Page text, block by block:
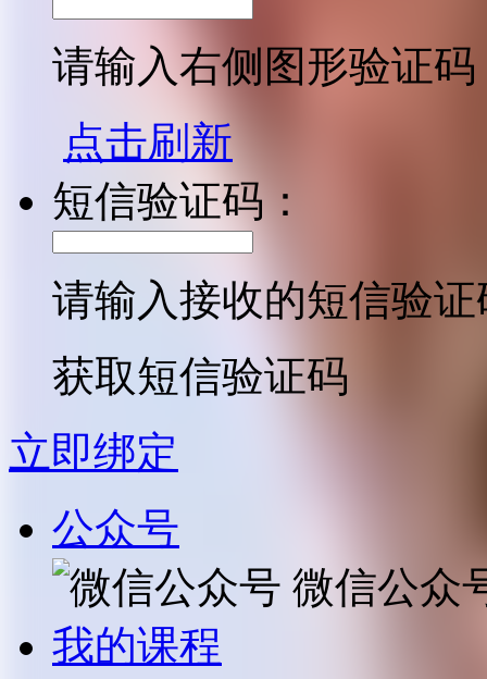
请输入右侧图形验证码
点击刷新
短信验证码：
请输入接收的短信验证
获取短信验证码
立即绑定
公众号
微信公众
我的课程